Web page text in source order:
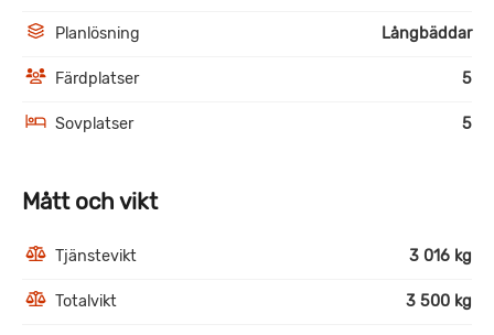
Planlösning Långbäddar
Färdplatser 5
Sovplatser 5
Mått och vikt
Tjänstevikt 3 016 kg
Totalvikt 3 500 kg